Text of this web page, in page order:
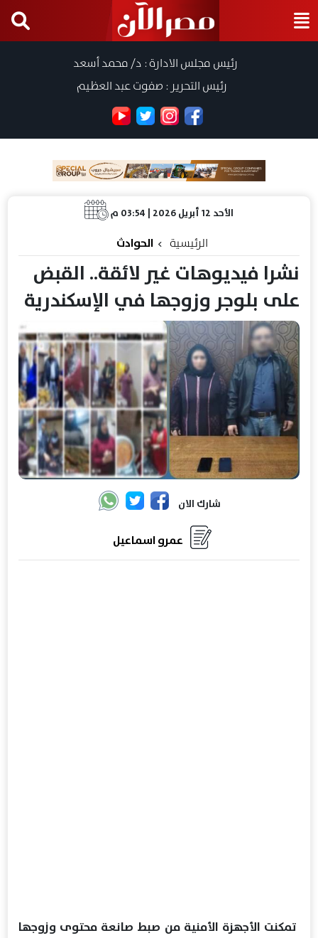
رئيس مجلس الادارة : د/ محمد أسعد
رئيس التحرير : صفوت عبد العظيم
الأحد 12 أبريل 2026 | 03:54 م
الرئيسية الحوادث
نشرا فيديوهات غير لائقة.. القبض
على بلوجر وزوجها في الإسكندرية
شارك الان
عمرو اسماعيل
تمكنت الأجهزة الأمنية من صبط صانعة محتوى وزوجها